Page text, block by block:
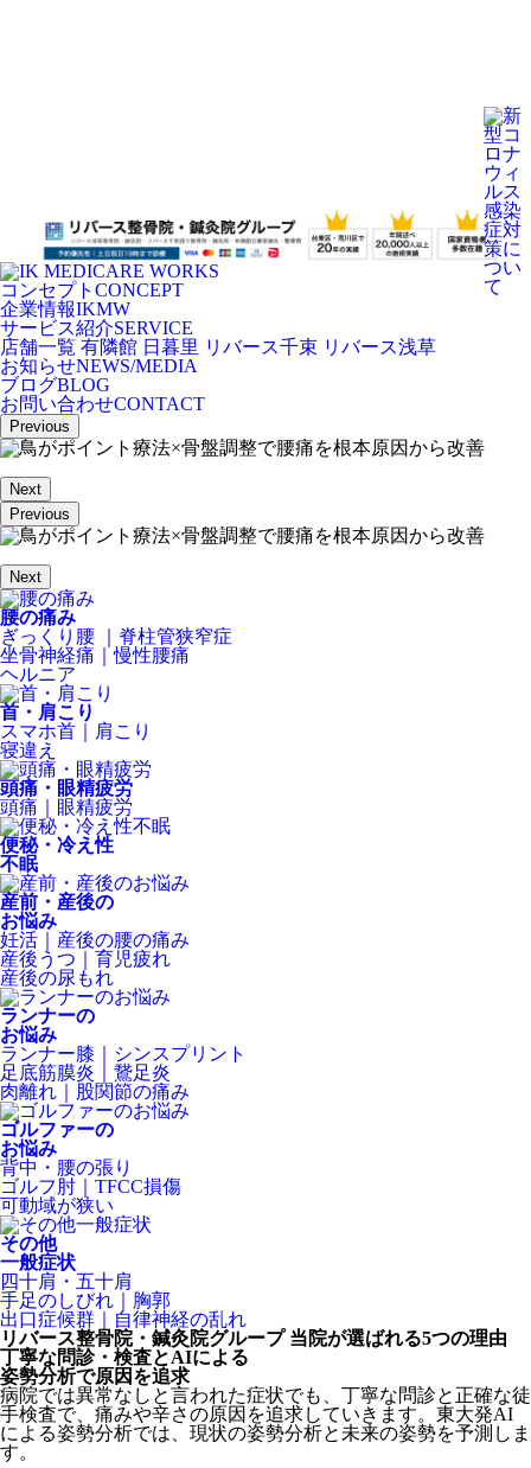
コンセプト CONCEPT
企業情報IKMW
サービス紹介SERVICE
店舗一覧 有隣館 日暮里 リバース千束 リバース浅草
お知らせNEWS/MEDIA
ブログBLOG
お問い合わせCONTACT
Previous
Next
Previous
Next
腰の痛み
ぎっくり腰 ｜脊柱管狭窄症
坐骨神経痛｜慢性腰痛
ヘルニア
首・肩こり
スマホ首｜肩こり
寝違え
頭痛・眼精疲労
頭痛｜眼精疲労
便秘・冷え性
不眠
産前・産後の
お悩み
妊活｜産後の腰の痛み
産後うつ｜育児疲れ
産後の尿もれ
ランナーの
お悩み
ランナー膝｜シンスプリント
足底筋膜炎｜鵞足炎
肉離れ｜股関節の痛み
ゴルファーの
お悩み
背中・腰の張り
ゴルフ肘｜TFCC損傷
可動域が狭い
その他
一般症状
四十肩・五十肩
手足のしびれ｜胸郭
出口症候群｜自律神経の乱れ
リバース整骨院・鍼灸院グループ 当院が選ばれる5つの理由
丁寧な問診・検査とAIによる
姿勢分析で原因を追求
病院では異常なしと言われた症状でも、丁寧な問診と正確な徒
手検査で、痛みや辛さの原因を追求していきます。東大発AI
による姿勢分析では、現状の姿勢分析と未来の姿勢を予測しま
す。